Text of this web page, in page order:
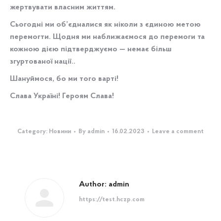
жертвувати власним життям.
Сьогодні ми об’єдналися як ніколи з єдиною метою
перемогти. Щодня ми наближаємося до перемоги та
кожною дією підтверджуємо — немає більш
згуртованої нації..
Шануймося, бо ми того варті!
Слава Україні! Героям Слава!
Category: Новини By admin 16.02.2023 Leave a comment
Author: admin
https://test.hczp.com